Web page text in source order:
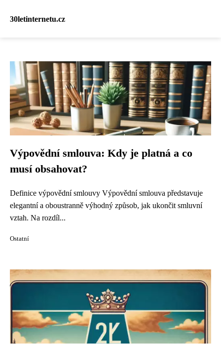
30letinternetu.cz
Výpovědní smlouva: Kdy je platná a co
musí obsahovat?
Definice výpovědní smlouvy Výpovědní smlouva představuje
elegantní a oboustranně výhodný způsob, jak ukončit smluvní
vztah. Na rozdíl...
Ostatní